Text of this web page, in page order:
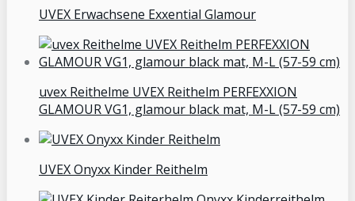
UVEX Erwachsene Exxential Glamour
uvex Reithelme UVEX Reithelm PERFEXXION
GLAMOUR VG1, glamour black mat, M-L (57-59 cm)
UVEX Onyxx Kinder Reithelm